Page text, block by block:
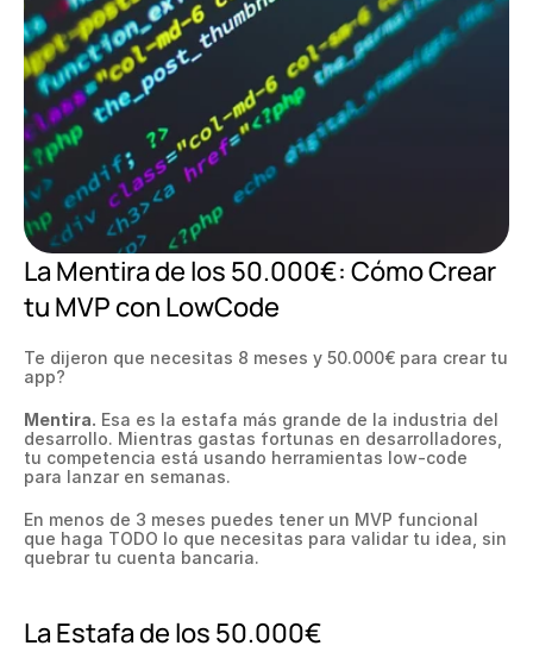
La Mentira de los 50.000€: Cómo Crear
tu MVP con LowCode
Te dijeron que necesitas 8 meses y 50.000€ para crear tu
app?
Mentira. Esa es la estafa más grande de la industria del
desarrollo. Mientras gastas fortunas en desarrolladores,
tu competencia está usando herramientas low-code
para lanzar en semanas.
En menos de 3 meses puedes tener un MVP funcional
que haga TODO lo que necesitas para validar tu idea, sin
quebrar tu cuenta bancaria.
La Estafa de los 50.000€